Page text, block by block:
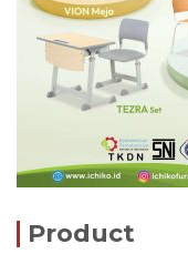
Product